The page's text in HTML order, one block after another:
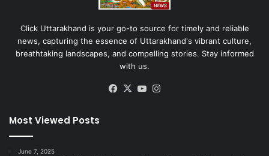
Click Uttarakhand is your go-to source for timely and reliable
news, capturing the essence of Uttarakhand's vibrant culture,
breathtaking landscapes, and compelling stories. Stay informed
with us.
Facebook
X YouTube
Most Viewed Posts
June 7, 2025